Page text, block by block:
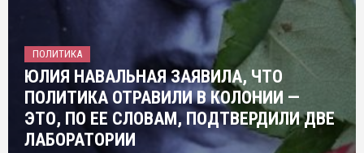
ПОЛИТИКА
ЮЛИЯ НАВАЛЬНАЯ ЗАЯВИЛА, ЧТО
ПОЛИТИКА ОТРАВИЛИ В КОЛОНИИ —
ЭТО, ПО ЕЕ СЛОВАМ, ПОДТВЕРДИЛИ ДВЕ
ЛАБОРАТОРИИ